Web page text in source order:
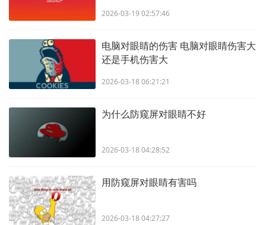
2026-03-19 02:57:46
电脑对眼睛的伤害 电脑对眼睛伤害大
还是手机伤害大
2026-03-18 06:21:21
为什么防窥屏对眼睛不好
2026-03-18 04:28:52
用防窥屏对眼睛有害吗
2026-03-18 04:27:27